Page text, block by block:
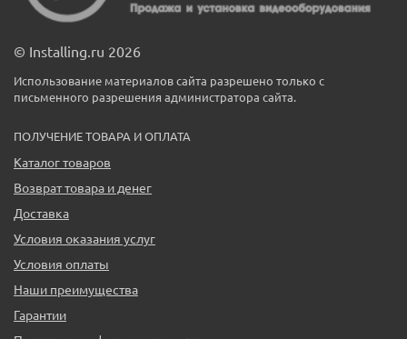
© Installing.ru 2026
Использование материалов сайта разрешено только с
письменного разрешения администратора сайта.
ПОЛУЧЕНИЕ ТОВАРА И ОПЛАТА
Каталог товаров
Возврат товара и денег
Доставка
Условия оказания услуг
Условия оплаты
Наши преимущества
Гарантии